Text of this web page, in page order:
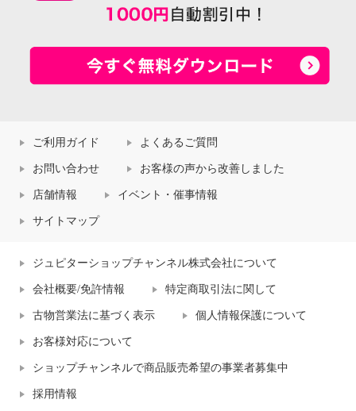
ご利用ガイド よくあるご質問
お問い合わせ お客様の声から改善しました
店舗情報 イベント・催事情報
サイトマップ
ジュピターショップチャンネル株式会社について
会社概要/免許情報 特定商取引法に関して
古物営業法に基づく表示 個人情報保護について
お客様対応について
ショップチャンネルで商品販売希望の事業者募集中
採用情報